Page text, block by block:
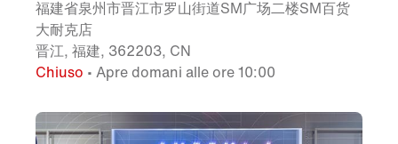
福建省泉州市晋江市罗山街道SM广场二楼SM百货
大耐克店
晋江, 福建, 362203, CN
Chiuso • Apre domani alle ore 10:00